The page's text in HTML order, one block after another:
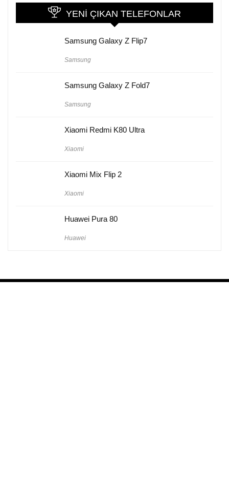
YENI ÇIKAN TELEFONLAR
Samsung Galaxy Z Flip7
Samsung
Samsung Galaxy Z Fold7
Samsung
Xiaomi Redmi K80 Ultra
Xiaomi
Xiaomi Mix Flip 2
Xiaomi
Huawei Pura 80
Huawei